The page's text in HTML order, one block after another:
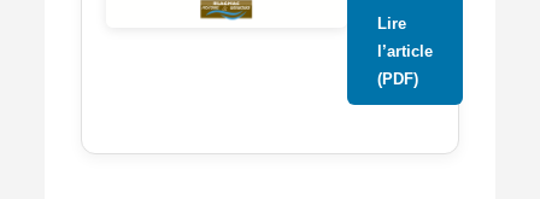
Lire
l’article
(PDF)